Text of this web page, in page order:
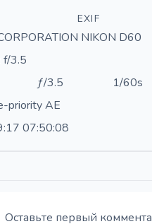
EXIF
NIKON D60
f/3.5
ƒ/3.5 1/60s
priority AE
07:50:08
Оставьте первый